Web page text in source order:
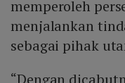
memperoleh
menjalankan
sebagai pihak
“Dengan